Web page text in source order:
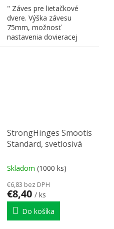
" Záves pre lietačkové
dvere. Výška závesu
75mm, možnosť
nastavenia dovieracej
pružiny. V balení sú dva
StrongHinges Smootis
Standard, svetlosivá
Skladom (1000 ks)
€6,83 bez DPH
€8,40 / ks
Do košíka